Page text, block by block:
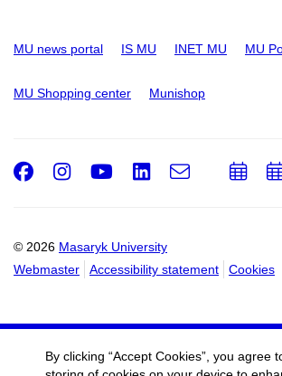
MU news portal IS MU INET MU MU
MU Shopping center Munishop
© 2026 Masaryk University
Webmaster
Accessibility statement Cookies
Facebook
Instagram
Youtube
LinkedIn
e-
By clicking “Accept Cookies”, you agree